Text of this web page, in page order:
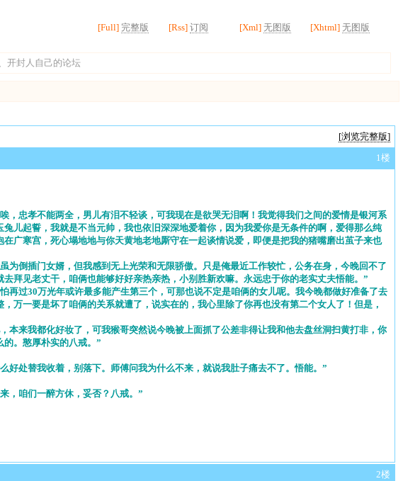
[Full] 完整版 [Rss] 订阅 [Xml] 无图版 [Xhtml] 无图版
开封人自己的论坛
[浏览完整版]
1楼
忠孝不能两全，男儿有泪不轻谈，可我现在是欲哭无泪啊！我觉得我们之间的爱情是银河系
儿起誓，我就是不当元帅，我也依旧深深地爱着你，因为我爱你是无条件的啊，爱得那么纯
广寒宫，死心塌地地与你天黄地老地厮守在一起谈情说爱，即便是把我的猪嘴磨出茧子来也
倒插门女婿，但我感到无上光荣和无限骄傲。只是俺最近工作较忙，公务在身，今晚回不了
拜见老丈干，咱俩也能够好好亲热亲热，小别胜新欢嘛。永远忠于你的老实丈夫悟能。”
过30万光年或许最多能产生第三个，可那也说不定是咱俩的女儿呢。我今晚都做好准备了去
万一要是坏了咱俩的关系就遭了，说实在的，我心里除了你再也没有第二个女人了！但是，
来我都化好妆了，可我猴哥突然说今晚被上面抓了公差非得让我和他去盘丝洞扫黄打非，你
。憨厚朴实的八戒。”
处替我收着，别落下。师傅问我为什么不来，就说我肚子痛去不了。悟能。”
，咱们一醉方休，妥否？八戒。”
2楼